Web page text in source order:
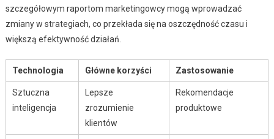
szczegółowym raportom marketingowcy mogą wprowadzać
zmiany w strategiach, co przekłada się na oszczędność czasu i
większą efektywność działań.
Technologia Główne korzyści Zastosowanie
Sztuczna
inteligencja
Lepsze
zrozumienie
klientów
Rekomendacje
produktowe